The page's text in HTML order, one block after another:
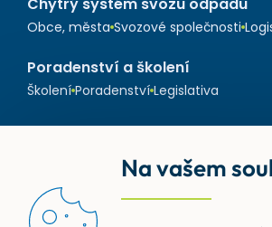
Obce, města Svozové společnosti
Poradenství a školení
Školení Poradenství Legislativa
Na vašem